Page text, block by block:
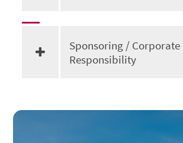
Sponsoring / Corporate
Responsibility